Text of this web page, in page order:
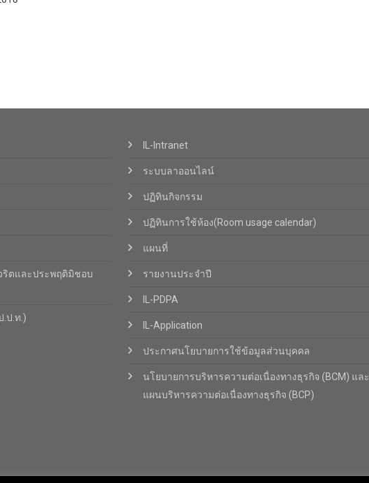
ริตและประพฤติมิชอบ
.ป.ท.)
IL-Intranet
ระบบลาออนไลน์
ปฏิทินกิจกรรม
ปฏิทินการใช้ห้อง(Room usage calendar)
แผนที่
รายงานประจำปี
IL-PDPA
IL-Application
ประกาศนโยบายการใช้ข้อมูลส่วนบุคคล
นโยบายการบริหารความต่อเนื่องทางธุรกิจ (BCM) และ
แผนบริหารความต่อเนื่องทางธุรกิจ (BCP)